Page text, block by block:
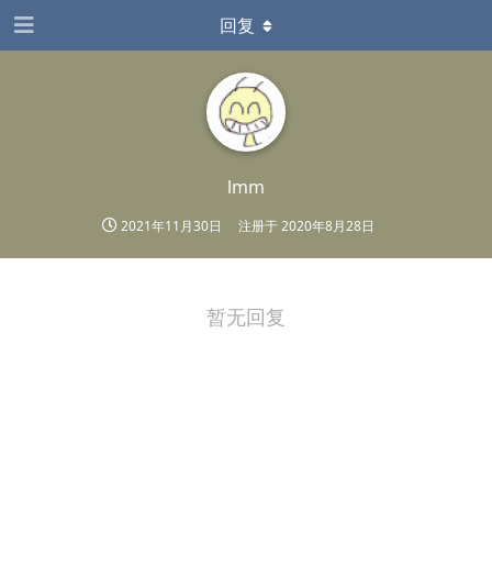
lmm
2021年11月30日 注册于2020年8月28日
回复
暂无回复